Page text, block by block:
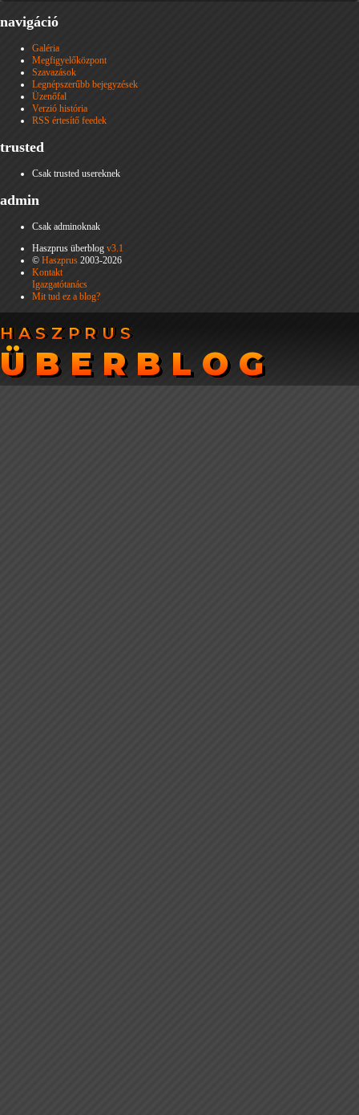
navigáció
Galéria
Megfigyelőközpont
Szavazások
Legnépszerűbb bejegyzések
Üzenőfal
Verzió história
RSS értesítő feedek
trusted
Csak trusted usereknek
admin
Csak adminoknak
Haszprus überblog v3.1
© Haszprus 2003-2026
Kontakt
Igazgatótanács
Mit tud ez a blog?
HASZPRUS
ÜBERBLOG
HASZPRUS
ÜBERBLOG